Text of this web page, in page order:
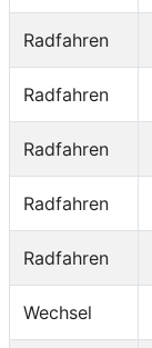
Radfahren
Radfahren
Radfahren
Radfahren
Radfahren
Wechsel